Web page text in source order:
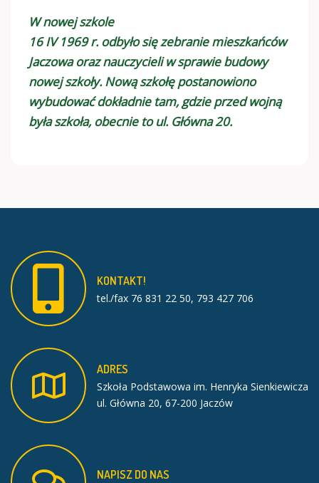
W nowej szkole
16 IV 1969 r. odbyło się zebranie mieszkańców
Jaczowa oraz nauczycieli w sprawie budowy
nowej szkoły. Nową szkołę postanowiono
wybudować dokładnie tam, gdzie przed wojną
była szkoła, obecnie to ul. Główna 20.
KONTAKT!
tel./fax 76 831 22 50, 793 427 706
ADRES
Szkoła Podstawowa im. Henryka Sienkiewicza
ul. Główna 20, 67-200 Jaczów
NAPISZDO NAS